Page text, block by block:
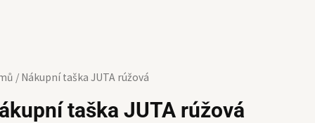
/ Nákupní taška JUTA rúžová
taška JUTA rúžová